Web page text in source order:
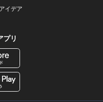
イデア
プリ